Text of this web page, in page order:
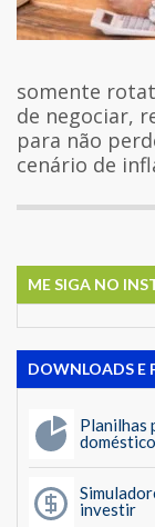
somente
de negociar,
para não
cenário de
ME SIGA NO
DOWNLOADS E
Planilhas
doméstico
investir